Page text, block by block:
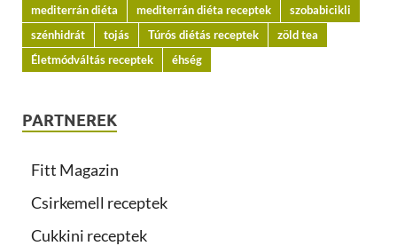
mediterrán diéta
mediterrán diéta receptek
szobabicikli
szénhidrát
tojás Túrós diétás receptek
zöld tea
Életmódváltás receptek
éhség
PARTNEREK
Fitt Magazin
Csirkemell receptek
Cukkini receptek